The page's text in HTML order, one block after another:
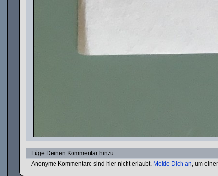
Füge Deinen Kommentar hinzu
Anonyme Kommentare sind hier nicht erlaubt. Melde Dich an, um